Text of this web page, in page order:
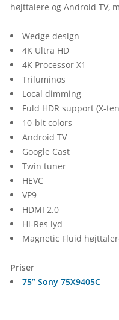
højttalere og Android TV,
Wedge design
4K Ultra HD
4K Processor X1
Triluminos
Local dimming
Fuld HDR support (X-
10-bit colors
Android TV
Google Cast
Twin tuner
HEVC
VP9
HDMI 2.0
Hi-Res lyd
Magnetic Fluid
Priser
75” Sony 75X9405C